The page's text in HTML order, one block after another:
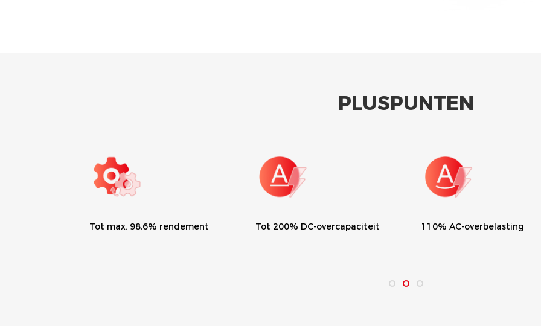
PLUSPUNTEN
Tot 200% DC-overcapaciteit 110% AC-overbelasting Ingebouwde exportlimiet